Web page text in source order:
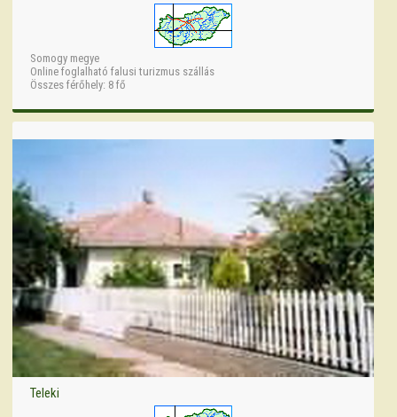
Somogy megye
Online foglalható falusi turizmus szállás
Összes férőhely: 8 fő
Teleki